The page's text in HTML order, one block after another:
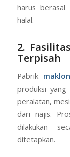
harus
halal.
2.
Terpisah
Pabrik
produksi
peralatan,
dari najis.
dilakukan
ditetapkan.